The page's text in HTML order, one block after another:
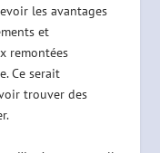
les avantages
et
remontées
Ce serait
trouver des